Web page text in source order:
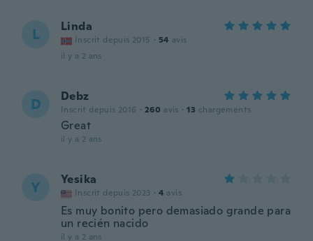
L Linda
Inscrit depuis 2015 · 54 avis
il y a 2 ans
D Debz
Inscrit depuis 2016 · 260 avis · 13 chargements
Great
il y a 2 ans
Y Yesika
Inscrit depuis 2023 · 4 avis
Es muy bonito pero demasiado grande para
un recién nacido
il y a 2 ans